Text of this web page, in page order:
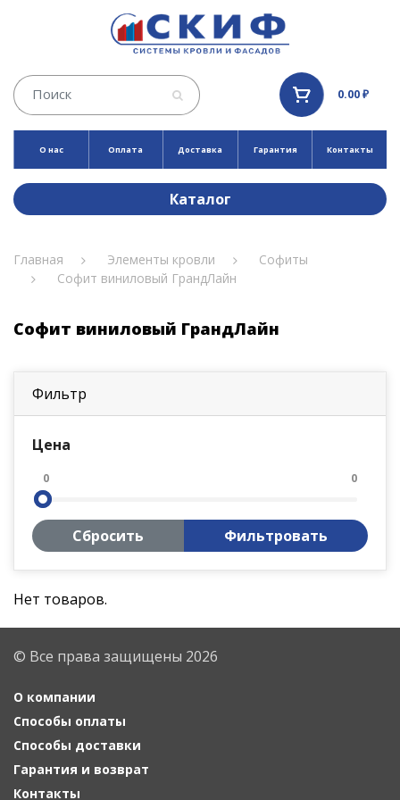
0.00 ₽
О нас Оплата Доставка Гарантия Контакты
Каталог
Главная Элементы кровли
Софиты
Софит виниловый ГрандЛайн
Софит виниловый ГрандЛайн
Фильтр
Цена
0 0
Сбросить Фильтровать
Нет товаров.
© Все права защищены 2026
О компании
Способы оплаты
Способы доставки
Гарантия и возврат
Контакты